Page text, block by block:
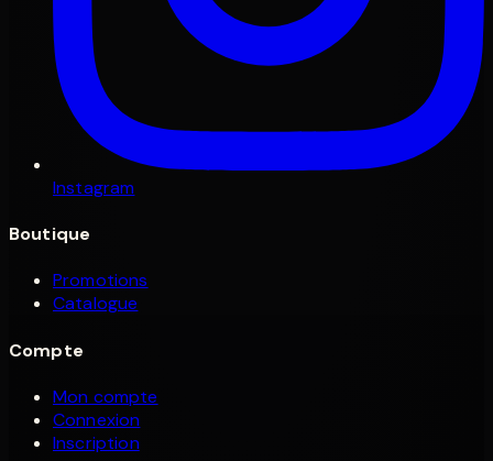
Instagram
Boutique
Promotions
Catalogue
Compte
Mon compte
Connexion
Inscription